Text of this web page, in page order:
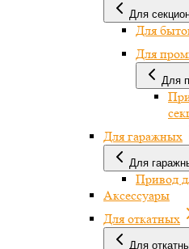
Для
Для
Для
Для
Для гаражных
Для
Привод
Аксессуары
Для откатных
Для